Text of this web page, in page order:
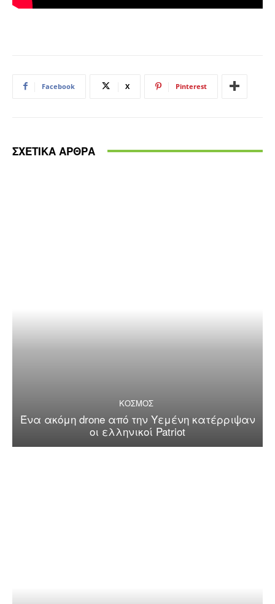
Facebook X Pinterest
ΣΧΕΤΙΚΑ ΑΡΘΡΑ
ΚΟΣΜΟΣ
Ένα ακόμη drone από την Υεμένη κατέρριψαν
οι ελληνικοί Patriot